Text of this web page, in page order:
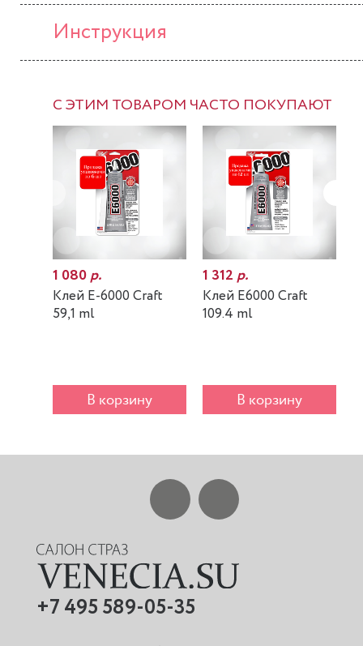
Инструкция
С ЭТИМ ТОВАРОМ ЧАСТО ПОКУПАЮТ
1 080р.
Клей E-6000 Craft
59,1 ml
В корзину
1 312р.
Клей E6000 Craft
109.4 ml
В корзину
+7 495 589-05-35